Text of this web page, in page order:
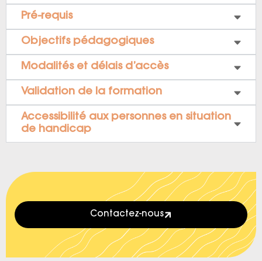
Pré-requis
Objectifs pédagogiques
Modalités et délais d’accès
Validation de la formation
Accessibilité aux personnes en situation
de handicap
Contactez-nous